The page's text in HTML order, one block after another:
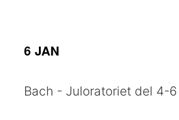
6 JAN
Bach - Juloratoriet del 4-6